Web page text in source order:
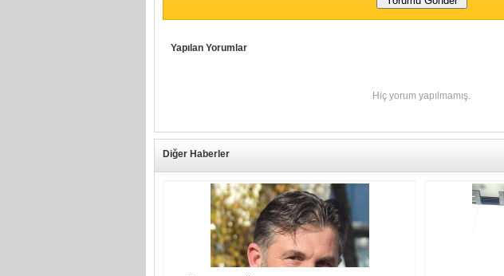
Yapılan Yorumlar
Hiç yorum yapılmamış.
Diğer Haberler